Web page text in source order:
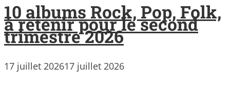
10 albums Rock, Pop, Folk,
à retenir pour le second
trimestre 2026
17 juillet 202617 juillet 2026